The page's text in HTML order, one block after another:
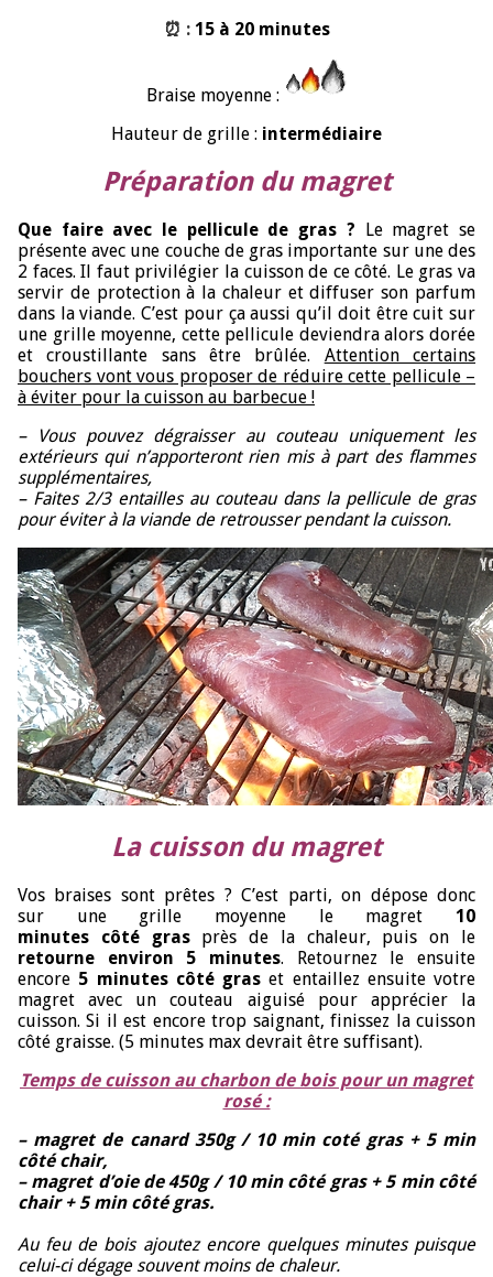
⏰ : 15 à 20 minutes
Braise moyenne :
Hauteur de grille : intermédiaire
Préparation du magret
Que faire avec le pellicule de gras ? Le magret se
présente avec une couche de gras importante sur une des
2 faces. Il faut privilégier la cuisson de ce côté. Le gras va
servir de protection à la chaleur et diffuser son parfum
dans la viande. C’est pour ça aussi qu’il doit être cuit sur
une grille moyenne, cette pellicule deviendra alors dorée
et croustillante sans être brûlée. Attention certains
bouchers vont vous proposer de réduire cette pellicule –
à éviter pour la cuisson au barbecue !
– Vous pouvez dégraisser au couteau uniquement les
extérieurs qui n’apporteront rien mis à part des flammes
supplémentaires,
– Faites 2/3 entailles au couteau dans la pellicule de gras
pour éviter à la viande de retrousser pendant la cuisson.
La cuisson du magret
Vos braises sont prêtes ? C’est parti, on dépose donc
sur une grille moyenne le magret 10
minutes côté grasprès de la chaleur, puis on le
retourne environ 5 minutes. Retournez le ensuite
encore 5 minutes côté gras et entaillez ensuite votre
magret avec un couteau aiguisé pour apprécier la
cuisson. Si il est encore trop saignant, finissez la cuisson
côté graisse. (5 minutes max devrait être suffisant).
Temps de cuisson au charbon de bois pour un magret
rosé :
– magret de canard 350g / 10 min coté gras + 5 min
côté chair,
– magret d’oie de 450g / 10 min côté gras + 5 min côté
chair + 5 min côté gras.
Au feu de bois ajoutez encore quelques minutes puisque
celui-ci dégage souvent moins de chaleur.